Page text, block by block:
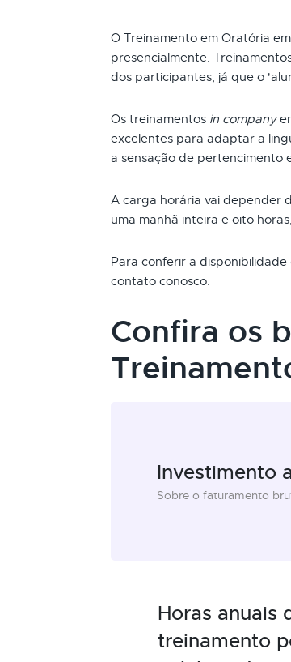
O Treinamento em Oratória
presencialmente.
dos participantes, já que o
Os treinamentos in company
excelentes para adaptar a
a sensação de pertencimento
A carga horária vai depender
uma manhã inteira e oito
Para conferir a
contato conosco.
Confira os
Investimento
Sobre o faturamento
Horas anuais
treinamento